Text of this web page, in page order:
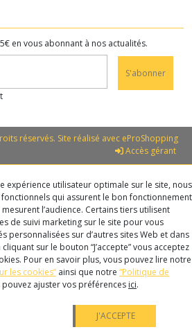
en vous abonnant à nos actualités.
S'abonner
réservés. Site réalisé avec eProShopping
Accès gérant
expérience utilisateur optimale sur le site, nous
qui assurent le bon fonctionnement
l’audience. Certains tiers utilisent
de suivi marketing sur le site pour vous
personnalisées sur d’autres sites Web et dans
sur le bouton “J’accepte” vous acceptez
Pour en savoir plus, vous pouvez lire notre
les cookies” ainsi que notre “Politique de
pouvez ajuster vos préférences ici.
J'ACCEPTE